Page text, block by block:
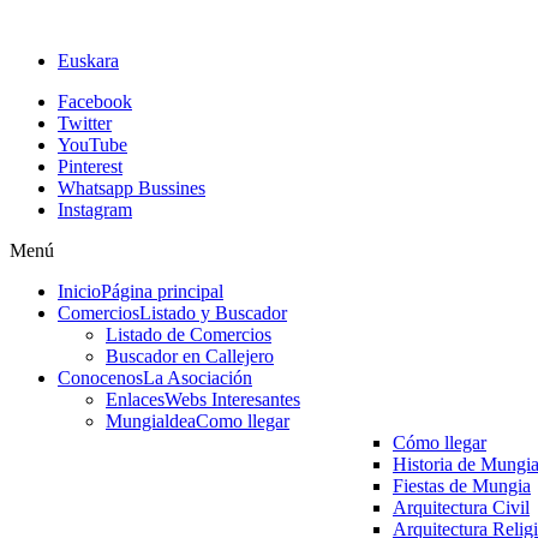
Euskara
Facebook
Twitter
YouTube
Pinterest
Whatsapp Bussines
Instagram
Menú
InicioPágina principal
ComerciosListado y Buscador
Listado de Comercios
Buscador en Callejero
ConocenosLa Asociación
EnlacesWebs Interesantes
MungialdeaComo llegar
Cómo llegar
Historia de Mungia
Fiestas de Mungia
Arquitectura Civil
Arquitectura